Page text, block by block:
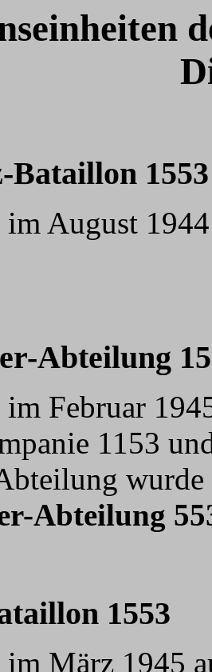
Bataillon 1553
im August
Abteilung
Februar
1153
Abteilung
1553
März 1945